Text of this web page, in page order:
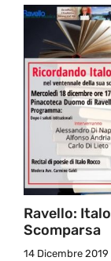
Ravello:
Scomparsa
14 Dicembre 2019